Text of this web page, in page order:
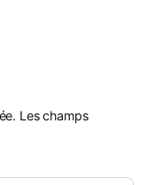
Les champs